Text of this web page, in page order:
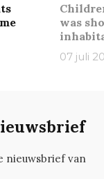
was
07 juli
nieuwsbrief van